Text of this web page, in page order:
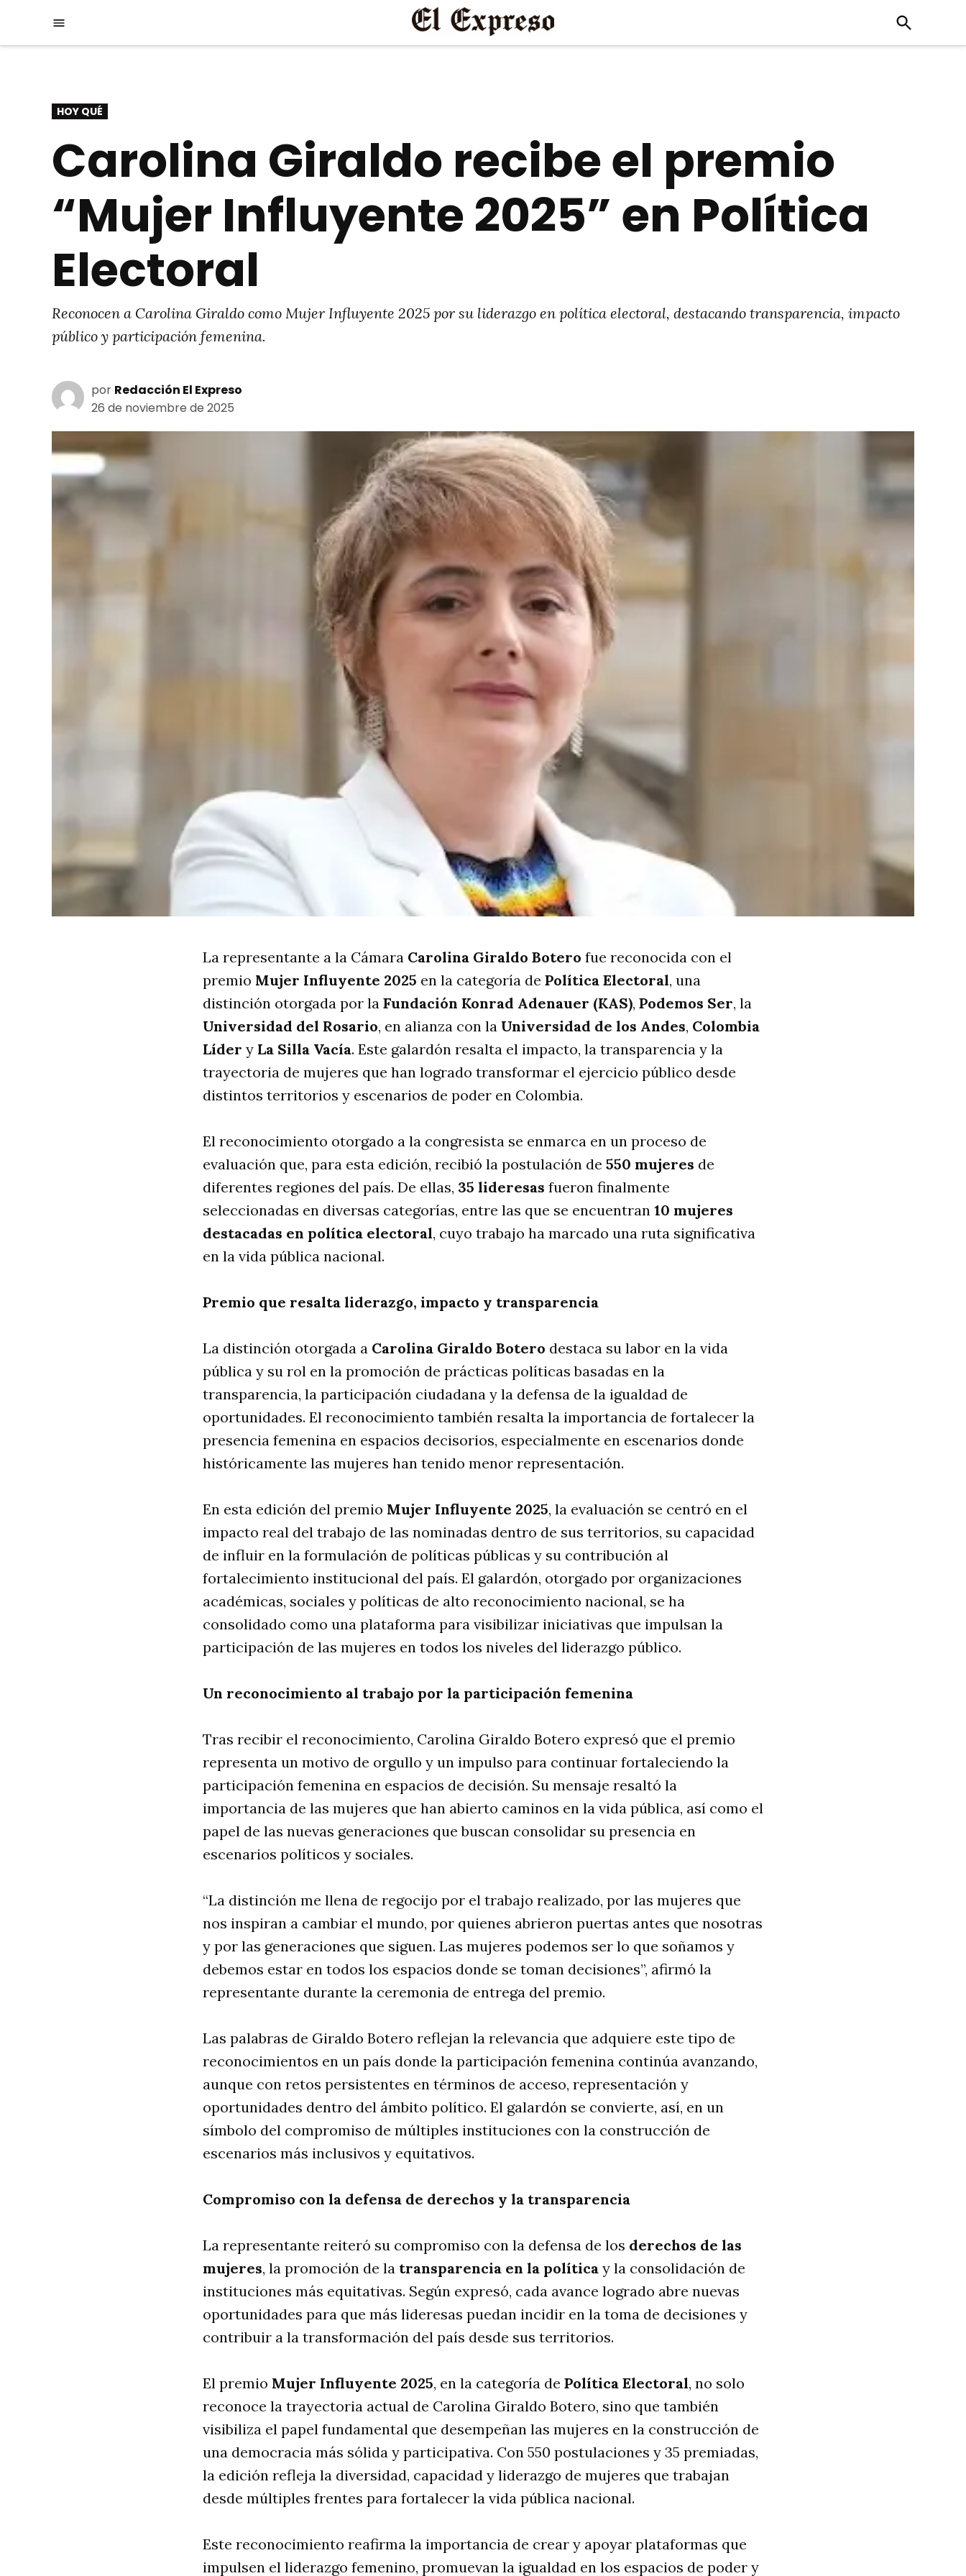
Menú
Open
Search
PUBLICADO
EN
HOY QUÉ
Carolina Giraldo recibe el premio
“Mujer Influyente 2025” en Política
Electoral
Reconocen a Carolina Giraldo como Mujer Influyente 2025 por su liderazgo en política electoral, destacando transparencia, impacto
público y participación femenina.
por Redacción El Expreso
26 de noviembre de 2025
La representante a la Cámara Carolina Giraldo Botero fue reconocida con el
premio Mujer Influyente 2025 en la categoría de Política Electoral, una
distinción otorgada por la Fundación Konrad Adenauer (KAS), Podemos Ser, la
Universidad del Rosario, en alianza con la Universidad de los Andes, Colombia
Líder y La Silla Vacía. Este galardón resalta el impacto, la transparencia y la
trayectoria de mujeres que han logrado transformar el ejercicio público desde
distintos territorios y escenarios de poder en Colombia.
El reconocimiento otorgado a la congresista se enmarca en un proceso de
evaluación que, para esta edición, recibió la postulación de 550 mujeres de
diferentes regiones del país. De ellas, 35 lideresas fueron finalmente
seleccionadas en diversas categorías, entre las que se encuentran 10 mujeres
destacadas en política electoral, cuyo trabajo ha marcado una ruta significativa
en la vida pública nacional.
Premio que resalta liderazgo, impacto y transparencia
La distinción otorgada a Carolina Giraldo Botero destaca su labor en la vida
pública y su rol en la promoción de prácticas políticas basadas en la
transparencia, la participación ciudadana y la defensa de la igualdad de
oportunidades. El reconocimiento también resalta la importancia de fortalecer la
presencia femenina en espacios decisorios, especialmente en escenarios donde
históricamente las mujeres han tenido menor representación.
En esta edición del premio Mujer Influyente 2025, la evaluación se centró en el
impacto real del trabajo de las nominadas dentro de sus territorios, su capacidad
de influir en la formulación de políticas públicas y su contribución al
fortalecimiento institucional del país. El galardón, otorgado por organizaciones
académicas, sociales y políticas de alto reconocimiento nacional, se ha
consolidado como una plataforma para visibilizar iniciativas que impulsan la
participación de las mujeres en todos los niveles del liderazgo público.
Un reconocimiento al trabajo por la participación femenina
Tras recibir el reconocimiento, Carolina Giraldo Botero expresó que el premio
representa un motivo de orgullo y un impulso para continuar fortaleciendo la
participación femenina en espacios de decisión. Su mensaje resaltó la
importancia de las mujeres que han abierto caminos en la vida pública, así como el
papel de las nuevas generaciones que buscan consolidar su presencia en
escenarios políticos y sociales.
“La distinción me llena de regocijo por el trabajo realizado, por las mujeres que
nos inspiran a cambiar el mundo, por quienes abrieron puertas antes que nosotras
y por las generaciones que siguen. Las mujeres podemos ser lo que soñamos y
debemos estar en todos los espacios donde se toman decisiones”, afirmó la
representante durante la ceremonia de entrega del premio.
Las palabras de Giraldo Botero reflejan la relevancia que adquiere este tipo de
reconocimientos en un país donde la participación femenina continúa avanzando,
aunque con retos persistentes en términos de acceso, representación y
oportunidades dentro del ámbito político. El galardón se convierte, así, en un
símbolo del compromiso de múltiples instituciones con la construcción de
escenarios más inclusivos y equitativos.
Compromiso con la defensa de derechos y la transparencia
La representante reiteró su compromiso con la defensa de los derechos de las
mujeres, la promoción de la transparencia en la política y la consolidación de
instituciones más equitativas. Según expresó, cada avance logrado abre nuevas
oportunidades para que más lideresas puedan incidir en la toma de decisiones y
contribuir a la transformación del país desde sus territorios.
El premio Mujer Influyente 2025, en la categoría de Política Electoral, no solo
reconoce la trayectoria actual de Carolina Giraldo Botero, sino que también
visibiliza el papel fundamental que desempeñan las mujeres en la construcción de
una democracia más sólida y participativa. Con 550 postulaciones y 35 premiadas,
la edición refleja la diversidad, capacidad y liderazgo de mujeres que trabajan
desde múltiples frentes para fortalecer la vida pública nacional.
Este reconocimiento reafirma la importancia de crear y apoyar plataformas que
impulsen el liderazgo femenino, promuevan la igualdad en los espacios de poder y